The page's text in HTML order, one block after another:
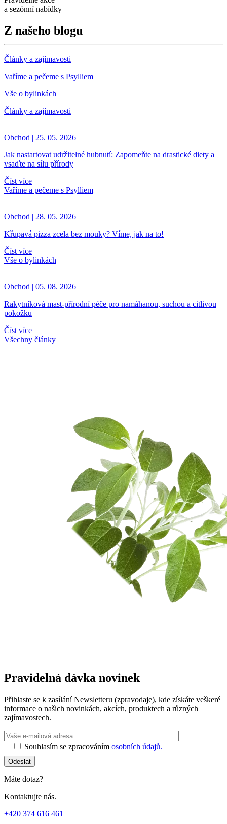
a sezónní nabídky
Z našeho blogu
Články a zajímavosti
Vaříme a pečeme s Psylliem
Vše o bylinkách
Články a zajímavosti
Obchod | 25. 05. 2026
Jak nastartovat udržitelné hubnutí: Zapomeňte na drastické diety a
vsaďte na sílu přírody
Číst více
Vaříme a pečeme s Psylliem
Obchod | 28. 05. 2026
Křupavá pizza zcela bez mouky? Víme, jak na to!
Číst více
Vše o bylinkách
Obchod | 05. 08. 2026
Rakytníková mast-přírodní péče pro namáhanou, suchou a citlivou
pokožku
Číst více
Všechny články
Pravidelná dávka novinek
Přihlaste se k zasílání Newsletteru (zpravodaje), kde získáte veškeré
informace o našich novinkách, akcích, produktech a různých
zajímavostech.
Souhlasím se zpracováním osobních údajů.
Odeslat
Máte dotaz?
Kontaktujte nás.
+420 374 616 461